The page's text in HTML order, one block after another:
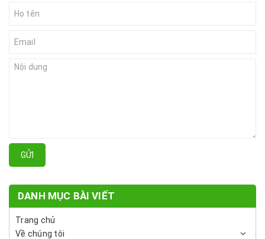
GỬI
DANH MỤC BÀI VIẾT
Trang chủ
Về chúng tôi